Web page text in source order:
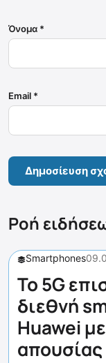
Όνομα *
Email *
Ροή
Smartphones
Το 5G
διεθνή
Huawei
απουσίας